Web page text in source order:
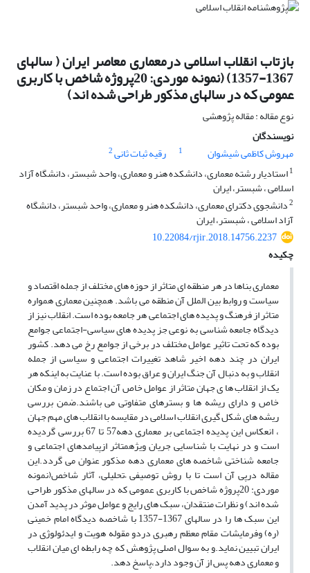
بازتاب انقلاب اسلامی درمعماری معاصر ایران ( سالهای
1367-1357) (نمونه موردی: 20پروژه شاخص با کاربری
عمومی که در سالهای مذکور طراحی شده اند)
نوع مقاله : مقاله پژوهشی
نویسندگان
مهروش کاظمی شیشوان
1 رقیه ثبات ثانی2
1استادیار رشته معماری، دانشکده هنر و معماری، واحد شبستر، دانشگاه آزاد
اسلامی ، شبستر، ایران
2دانشجوی دکترای معماری، دانشکده هنر و معماری، واحد شبستر، دانشگاه
آزاد اسلامی ، شبستر، ایران
10.22084/rjir.2018.14756.2237
چکیده
معماری بناها در هر منطقه ای متاثر از حوزه های مختلف از جمله اقتصاد و
سیاست و روابط بین الملل آن منطقه می باشد. همچنین معماری همواره
متاثر از فرهنگ و پدیده های اجتماعی هر جامعه بوده است. انقلاب نیز از
دیدگاه جامعه شناسی به نوعی جز پدیده های سیاسی-اجتماعی جوامع
بوده که تحت تاثیر عوامل مختلف در برخی از جوامع رخ می دهد. کشور
ایران در چند دهه اخیر شاهد تغییرات اجتماعی و سیاسی از جمله
انقلاب و به دنبال آن جنگ ایران و عراق بوده است. با عنایت به اینکه هر
یک از انقلاب ها ی جهان متاثر از عوامل خاص آن اجتماع در زمان و مکان
خاص و دارای ریشه ها و بسترهای متفاوتی می باشند.ضمن بررسی
ریشه های شکل گیری انقلاب اسلامی در مقایسه با انقلاب های مهم جهان
، انعکاس این پدیده اجتماعی بر معماری دهه57 تا 67 بررسی گردیده
است و در نهایت با شناسایی جریان ویژهمتاثر ازپیامدهای اجتماعی و
جامعه شناختی شاخصه های معماری دهه مذکور عنوان می گردد.این
مقاله درپی آن است تا با روش توصیفی –تحلیلی، آثار شاخص(نمونه
موردی: 20پروژه شاخص با کاربری عمومی که در سالهای مذکور طراحی
شده اند) و نظرات منتقدان، سبک های رایج و عوامل موثر در پدید آمدن
این سبک ها را در سالهای 1367-1357 با شاخصه دیدگاه امام خمینی
(ره) وفرمایشات مقام معظم رهبری دردو مقوله هویت و ایدئولوژی در
ایران تبیین نماید.و به سوال اصلی پژوهش که چه رابطه ای میان انقلاب
و معماری دهه پس از آن وجود دارد،پاسخ دهد.